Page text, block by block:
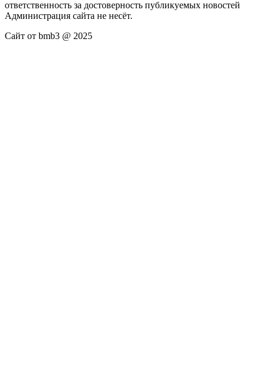
ответственность за достоверность публикуемых новостей
Администрация сайта не несёт.
Сайт от bmb3 @ 2025